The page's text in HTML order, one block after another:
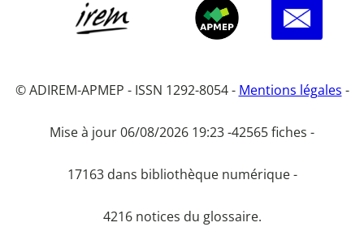
© ADIREM-APMEP - ISSN 1292-8054 - Mentions légales -
Mise à jour 06/08/2026 19:23 -42565 fiches -
17163 dans bibliothèque numérique -
4216 notices du glossaire.